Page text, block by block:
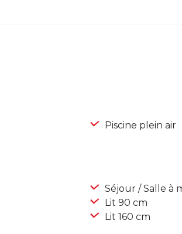
Piscine plein air
Séjour / Salle à
Lit 90 cm
Lit 160 cm